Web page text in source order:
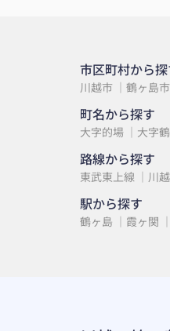
市区町村から
川越市 鶴ヶ島市
町名から探す
大字的場 大字
路線から探す
東武東上線 川
駅から探す
鶴ヶ島 霞ヶ関